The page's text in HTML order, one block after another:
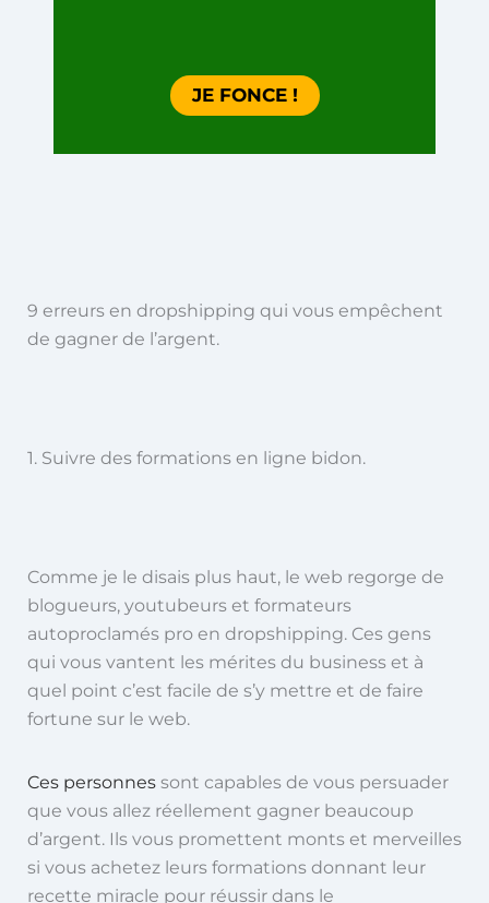
JE FONCE !
9 erreurs en dropshipping qui vous empêchent
de gagner de l’argent.
1. Suivre des formations en ligne bidon.
Comme je le disais plus haut, le web regorge de
blogueurs, youtubeurs et formateurs
autoproclamés pro en dropshipping. Ces gens
qui vous vantent les mérites du business et à
quel point c’est facile de s’y mettre et de faire
fortune sur le web.
Ces personnessont capables de vous persuader
que vous allez réellement gagner beaucoup
d’argent. Ils vous promettent monts et merveilles
si vous achetez leurs formations donnant leur
recette miracle pour réussir dans le